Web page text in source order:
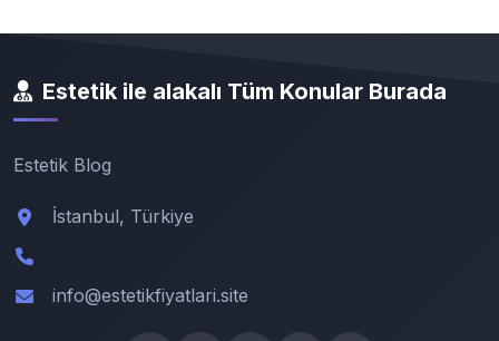
Estetik ile alakalı Tüm Konular Burada
Estetik Blog
İstanbul, Türkiye
info@estetikfiyatlari.site